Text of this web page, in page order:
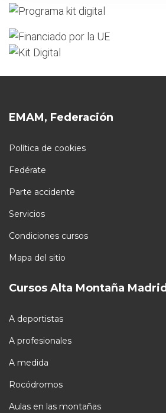
EMAM, Federación
Política de cookies
Fedérate
Parte accidente
Servicios
Condiciones cursos
Mapa del sitio
Cursos Alta Montaña Madrid
A deportistas
A profesionales
A medida
Rocódromos
Aulas en las montañas